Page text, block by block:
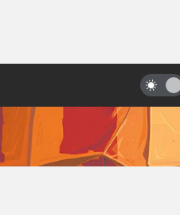
тёмного фэнтези от Disney